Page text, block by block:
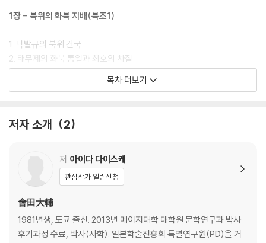
1장 - 북위의 화북 지배(북조1)
1. 탁발규의 북위 건국
2. 태무제의 화북 통일과 최호의 차질
3. 태상황제의 탄생
4. 선비를 연결한 유목적 관제와 제천의례
2. ‘전통’의 창출과 숙청의 광풍
3. 송과 제의 문화
3장 - 효문제의 중국화 정책의 빛과 그림자(북조2)
1. 풍태후의 여러 개혁들과 화북 지배의 침투
목차 더보기
저자 소개 2
저 아이다 다이스케
관심작가 알림신청
會田大輔
1981년생, 도쿄 출신. 2013년 메이지대학 대학원 문학연구과 박사
후기과정 수료, 박사(사학). 일본학술진흥회 특별연구원(PD)을 거